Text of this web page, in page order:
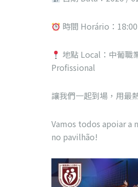
時間 Horário：18:00
地點 Local：中葡職
Profissional
讓我們一起到場，用最
Vamos todos apoiar a
no pavilhão!